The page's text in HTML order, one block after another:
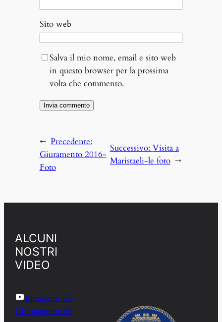
Sito web
Salva il mio nome, email e sito web
in questo browser per la prossima
volta che commento.
← Precedente:
Giuramento 2016-
Foto
Successivo: Visita a
Maristaeli-le foto →
ALCUNI
NOSTRI
VIDEO
Immagini del
Cinquantennale